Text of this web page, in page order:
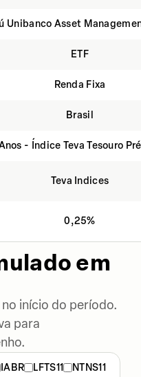
Unibanco Asset
ETF
Renda Fixa
Brasil
Anos - Índice Teva Tesouro
Teva Indices
0,25%
em
início do período.
para
IABR LFTS11
NTNS11